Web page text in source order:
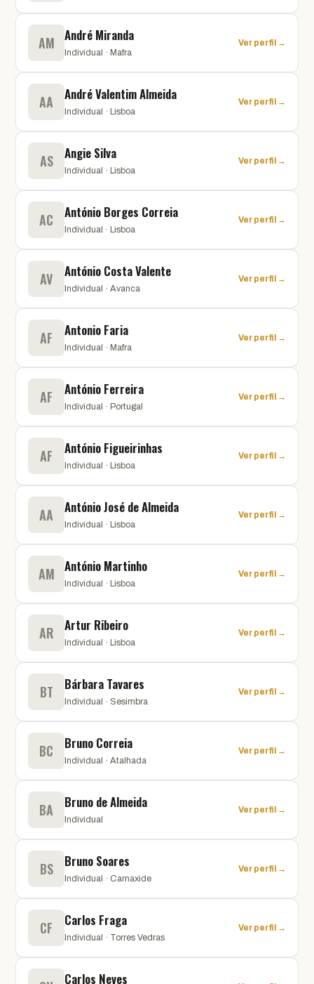
AM André Miranda
Individual · Mafra
Ver perfil →
AA André Valentim Almeida
Individual · Lisboa
Ver perfil →
AS Angie Silva
Individual · Lisboa
Ver perfil →
AC António Borges Correia
Individual · Lisboa
Ver perfil →
AV António Costa Valente
Individual · Avanca
Ver perfil →
AF Antonio Faria
Individual · Mafra
Ver perfil →
AF António Ferreira
Individual · Portugal
Ver perfil →
AF António Figueirinhas
Individual · Lisboa
Ver perfil →
AA António José de Almeida
Individual · Lisboa
Ver perfil →
AM António Martinho
Individual · Lisboa
Ver perfil →
AR Artur Ribeiro
Individual · Lisboa
Ver perfil →
BT Bárbara Tavares
Individual · Sesimbra
Ver perfil →
BC Bruno Correia
Individual · Atalhada
Ver perfil →
BA Bruno de Almeida
Individual
Ver perfil →
BS Bruno Soares
Individual · Carnaxide
Ver perfil →
CF Carlos Fraga
Individual · Torres Vedras
Ver perfil →
Carlos Neves